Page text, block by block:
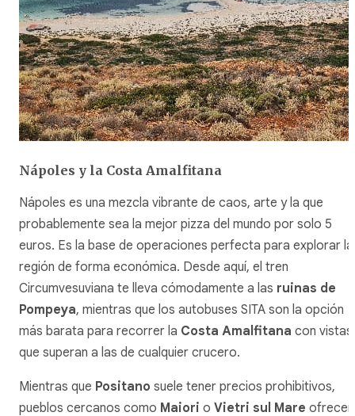
Nápoles y la Costa Amalfitana
Nápoles es una mezcla vibrante de caos, arte y la que
probablemente sea la mejor pizza del mundo por solo 5
euros. Es la base de operaciones perfecta para explorar la
región de forma económica. Desde aquí, el tren
Circumvesuviana te lleva cómodamente a las ruinas de
Pompeya, mientras que los autobuses SITA son la opción
más barata para recorrer la Costa Amalfitana con vistas
que superan a las de cualquier crucero.
Mientras que Positano suele tener precios prohibitivos,
pueblos cercanos como Maiori o Vietri sul Mare ofrecen